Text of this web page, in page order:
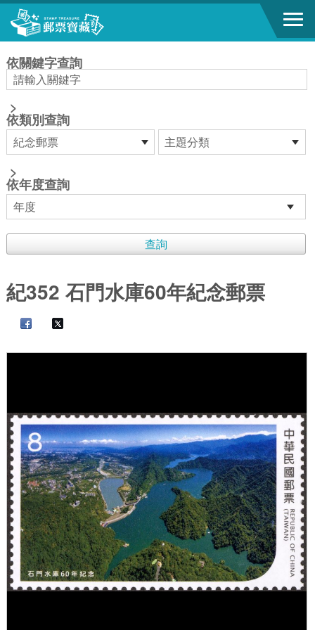
跳到主要內容區塊
依關鍵字查詢
>
依類別查詢
>
依年度查詢
紀352 石門水庫60年紀念郵票